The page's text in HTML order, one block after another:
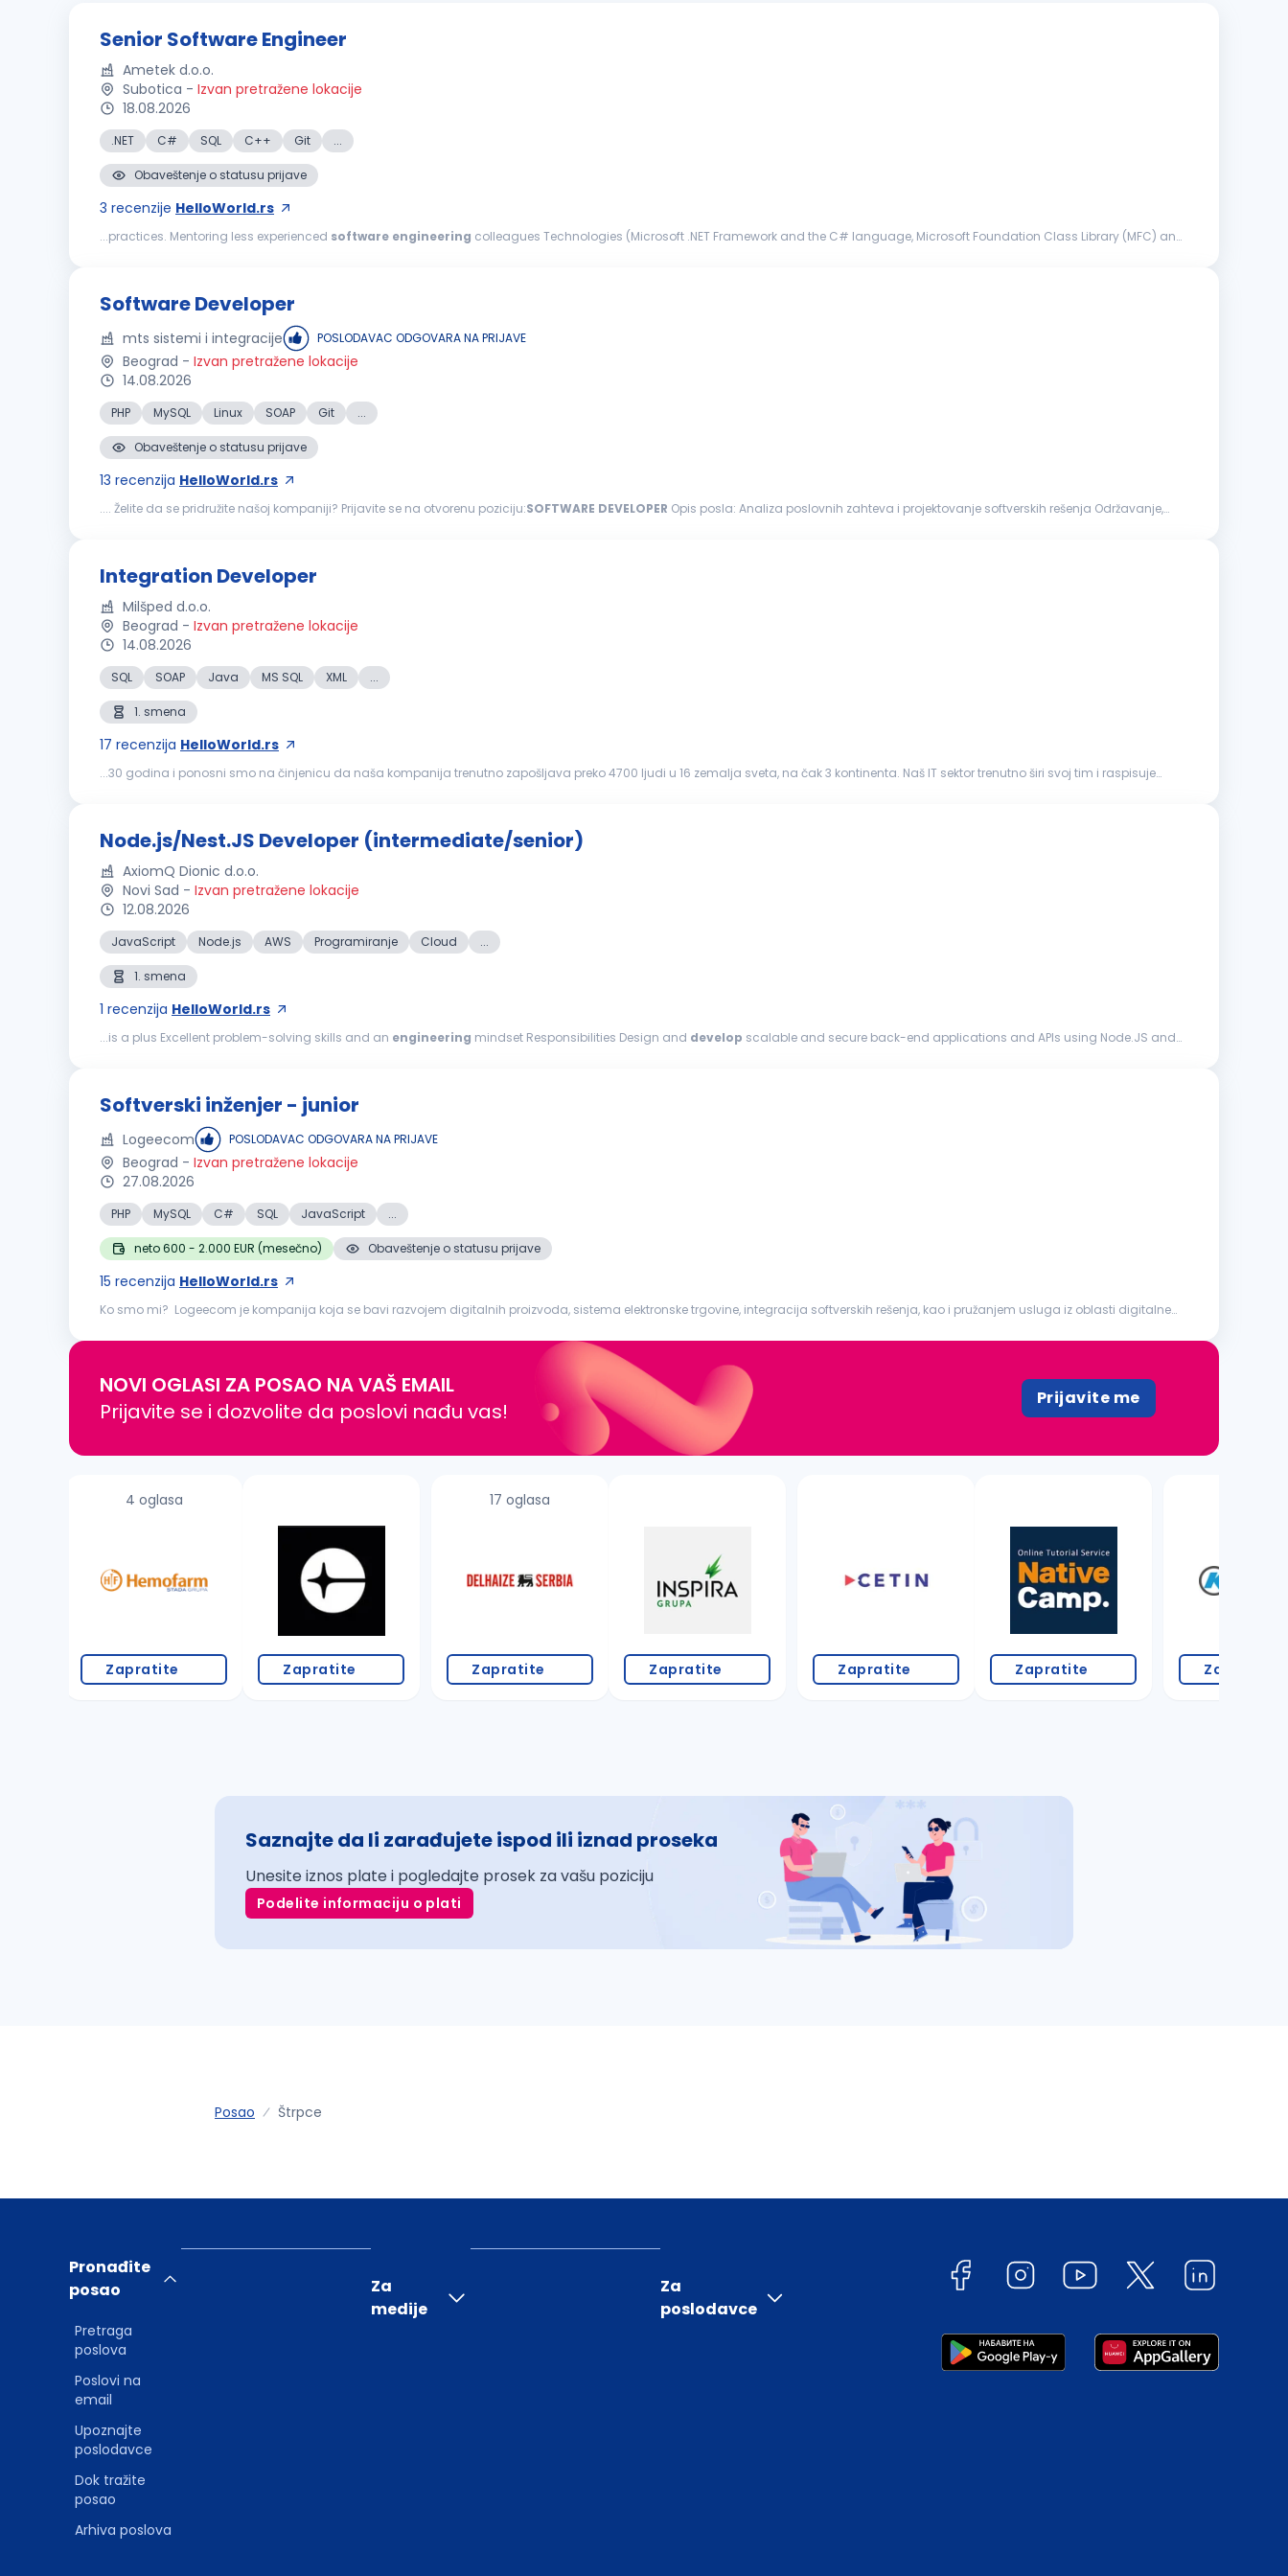
Senior Software Engineer
Ametek d.o.o.
Subotica - Izvan pretražene lokacije
18.08.2026
.NET C# SQL C++ Git ...
Obaveštenje o statusu prijave
3 recenzije HelloWorld.rs
...practices. Mentoring less experienced software engineering colleagues Technologies (Microsoft .NET Framework and the C# language, Microsoft Foundation Class Library (MFC) and
Software Developer
mts sistemi i integracije POSLODAVAC ODGOVARA NA PRIJAVE
Beograd - Izvan pretražene lokacije
14.08.2026
PHP MySQL Linux SOAP Git ...
Obaveštenje o statusu prijave
13 recenzija HelloWorld.rs
.... Želite da se pridružite našoj kompaniji? Prijavite se na otvorenu poziciju:SOFTWARE DEVELOPER Opis posla: Analiza poslovnih zahteva i projektovanje softverskih rešenja Održavanje,
Integration Developer
Milšped d.o.o.
Beograd - Izvan pretražene lokacije
14.08.2026
SQL SOAP Java MS SQL XML ...
1. smena
17 recenzija HelloWorld.rs
...30 godina i ponosni smo na činjenicu da naša kompanija trenutno zapošljava preko 4700 ljudi u 16 zemalja sveta, na čak 3 kontinenta. Naš IT sektor trenutno širi svoj tim i raspisuje
Node.js/Nest.JS Developer (intermediate/senior)
AxiomQ Dionic d.o.o.
Novi Sad - Izvan pretražene lokacije
12.08.2026
JavaScript Node.js AWS Programiranje Cloud ...
1. smena
1 recenzija HelloWorld.rs
...is a plus Excellent problem-solving skills and an engineering mindset Responsibilities Design and develop scalable and secure back-end applications and APIs using Node.JS and
Softverski inženjer - junior
Logeecom POSLODAVAC ODGOVARA NA PRIJAVE
Beograd - Izvan pretražene lokacije
27.08.2026
PHP MySQL C# SQL JavaScript ...
neto 600 - 2.000 EUR (mesečno) Obaveštenje o statusu prijave
15 recenzija HelloWorld.rs
Ko smo mi? Logeecom je kompanija koja se bavi razvojem digitalnih proizvoda, sistema elektronske trgovine, integracija softverskih rešenja, kao i pružanjem usluga iz oblasti digitalne
NOVI OGLASI ZA POSAO NA VAŠ EMAIL
Prijavite se i dozvolite da poslovi nađu vas!
Prijavite me
4 oglasa
Zapratite Zapratite
17 oglasa
Zapratite Zapratite Zapratite Zapratite Zapratite
Saznajte da li zarađujete ispod ili iznad proseka
Unesite iznos plate i pogledajte prosek za vašu poziciju
Podelite informaciju o plati
Posao Štrpce
Pronađite
posao
Pretraga
poslova
Poslovi na
email
Upoznajte
poslodavce
Dok tražite
posao
Arhiva poslova
Za
medije
Za
poslodavce